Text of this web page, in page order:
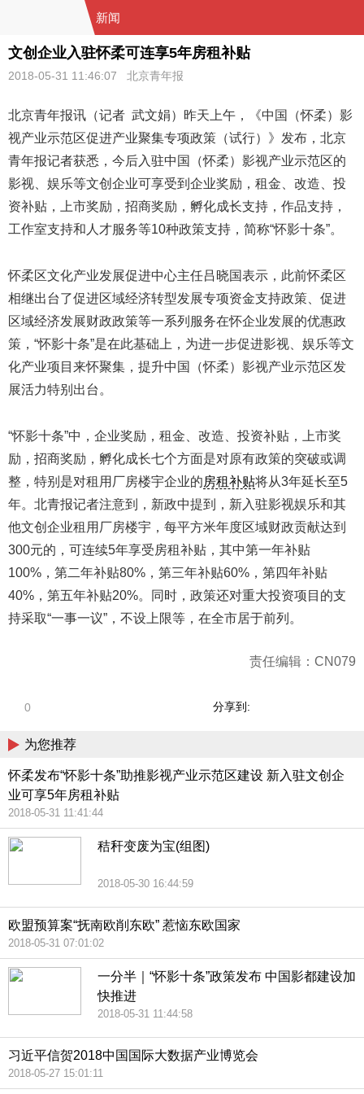
新闻
文创企业入驻怀柔可连享5年房租补贴
2018-05-31 11:46:07 北京青年报
北京青年报讯（记者 武文娟）昨天上午，《中国（怀柔）影
视产业示范区促进产业聚集专项政策（试行）》发布，北京
青年报记者获悉，今后入驻中国（怀柔）影视产业示范区的
影视、娱乐等文创企业可享受到企业奖励，租金、改造、投
资补贴，上市奖励，招商奖励，孵化成长支持，作品支持，
工作室支持和人才服务等10种政策支持，简称“怀影十条”。
怀柔区文化产业发展促进中心主任吕晓国表示，此前怀柔区
相继出台了促进区域经济转型发展专项资金支持政策、促进
区域经济发展财政政策等一系列服务在怀企业发展的优惠政
策，“怀影十条”是在此基础上，为进一步促进影视、娱乐等文
化产业项目来怀聚集，提升中国（怀柔）影视产业示范区发
展活力特别出台。
“怀影十条”中，企业奖励，租金、改造、投资补贴，上市奖
励，招商奖励，孵化成长七个方面是对原有政策的突破或调
整，特别是对租用厂房楼宇企业的房租补贴将从3年延长至5
年。北青报记者注意到，新政中提到，新入驻影视娱乐和其
他文创企业租用厂房楼宇，每平方米年度区域财政贡献达到
300元的，可连续5年享受房租补贴，其中第一年补贴
100%，第二年补贴80%，第三年补贴60%，第四年补贴
40%，第五年补贴20%。同时，政策还对重大投资项目的支
持采取“一事一议”，不设上限等，在全市居于前列。
责任编辑：CN079
分享到:
0
为您推荐
怀柔发布“怀影十条”助推影视产业示范区建设 新入驻文创企
业可享5年房租补贴
2018-05-31 11:41:44
秸秆变废为宝(组图)
2018-05-30 16:44:59
欧盟预算案“抚南欧削东欧” 惹恼东欧国家
2018-05-31 07:01:02
一分半｜“怀影十条”政策发布 中国影都建设加
快推进
2018-05-31 11:44:58
习近平信贺2018中国国际大数据产业博览会
2018-05-27 15:01:11